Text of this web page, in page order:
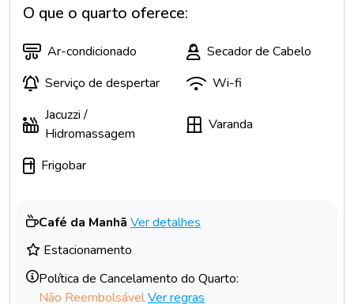
O que o quarto oferece:
Ar-condicionado
Secador de Cabelo
Serviço de despertar
Wi-fi
Jacuzzi /
Hidromassagem
Varanda
Frigobar
Café da Manhã Ver detalhes
Estacionamento
Política de Cancelamento do Quarto:
Não ReembolsávelVer regras